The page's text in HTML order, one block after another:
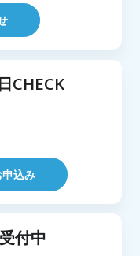
CHECK
込み
付中